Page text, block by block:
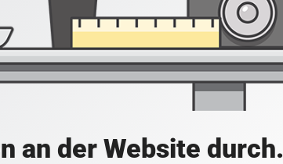
an der Website durch.